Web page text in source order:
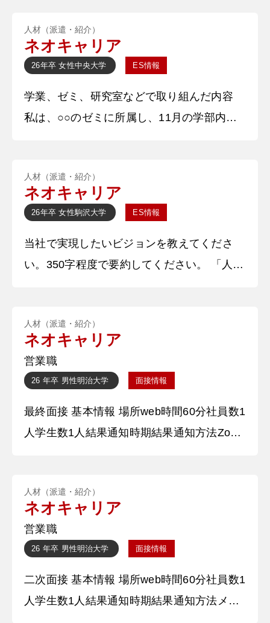
あったが、今大会は目標順位を20位に定めて
いた。そのため、各練習時間を有効的に使
い、1つでも順位を上げる必要があった。目
標順位と現状の差を感じ、練習の方法を変え
る必要があると考えた私は、2つのことを実
人材（派遣・紹介）
ネオキャリア
26年卒 女性中央大学 ES情報
学業、ゼミ、研究室などで取り組んだ内容
私は、○○のゼミに所属し、11月の学部内プ
まえた、○○・○○の解決である。○○は、国民
全体でリスクに備えることに意義があると考
えたが、現状○○、○○が存在する。その解決
策として、○○の○○モデルを日本型に変え、
導入することを提案した。 自己 PR 私の強
人材（派遣・紹介）
ネオキャリア
26年卒 女性駒沢大学 ES情報
当社で実現したいビジョンを教えてくださ
い。350字程度で要約してください。 「人に
いや支えで前向きに変われたからだ。将来に
悩んでいた時、自分の時間を割いてまで相談
に乗り、可能性を広げてくれた先輩の存在
や、長期インターンで挫折した時に「諦めた
くない」という行動力に火をつけてくれた仲
間の存在など、周囲の支えが私を変
人材（派遣・紹介）
ネオキャリア
営業職
26 年卒 男性明治大学 面接情報
最終面接 基本情報 場所web時間60分社員数1
人学生数1人結果通知時期結果通知方法Zoom
からまいりました○○です。私の経歴につい
て時間軸に沿ってご説明します。小学生の時
は空手、サッカー、バスケに注力していて、
空手では全日本選手権型の部で優勝の成績を
収めました。中学高校時代は主に
人材（派遣・紹介）
ネオキャリア
営業職
26 年卒 男性明治大学 面接情報
二次面接 基本情報 場所web時間60分社員数1
人学生数1人結果通知時期結果通知方法メー